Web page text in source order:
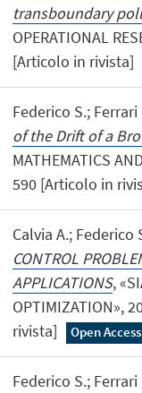
transboundary
OPERATIONAL
[Articolo in rivista]
Federico S.;
of the Drift of a
MATHEMATICS
590 [Articolo in
Calvia A.; Federico
CONTROL
APPLICATIONS,
OPTIMIZATION»,
rivista]
Open Access
Federico S.; Ferrari